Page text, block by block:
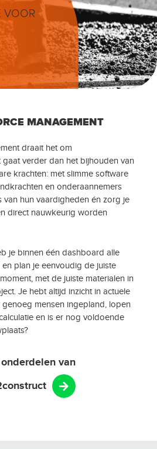
VOOR
MANAGEMENT
draait het om
gaat verder dan het bijhouden van
krachten: met slimme software
en onderaannemers
hun vaardigheden én zorg je
direct nauwkeurig worden
je binnen één dashboard alle
plan je eenvoudig de juiste
met de juiste materialen in
Je hebt altijd inzicht in actuele
genoeg mensen ingepland, lopen
en is er nog voldoende
van